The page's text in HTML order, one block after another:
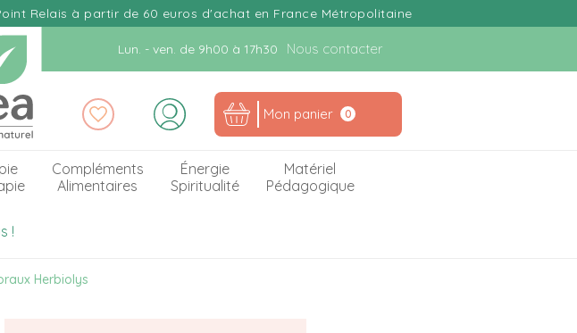
Relais à partir de 60 euros d'achat en France Métropolitaine
Lun. - ven. de 9h00 à 17h30 Nous contacter
Mon panier 0
Compléments
Alimentaires
Énergie
Spiritualité
Matériel
Pédagogique
!
Herbiolys